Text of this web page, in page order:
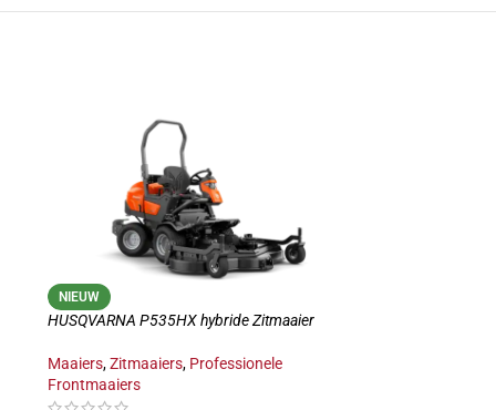
NIEUW
HUSQVARNA P535HX hybride Zitmaaier
Maaiers,Zitmaaiers, Professionele
Frontmaaiers